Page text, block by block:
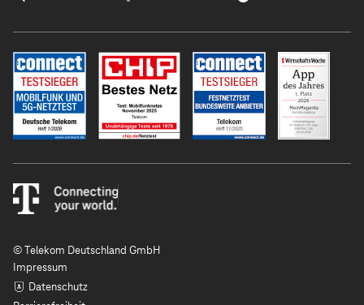
© Telekom Deutschland GmbH
Impressum
Datenschutz